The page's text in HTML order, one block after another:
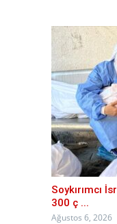
Soykırımcı
300 ç ...
Ağustos 6, 2026